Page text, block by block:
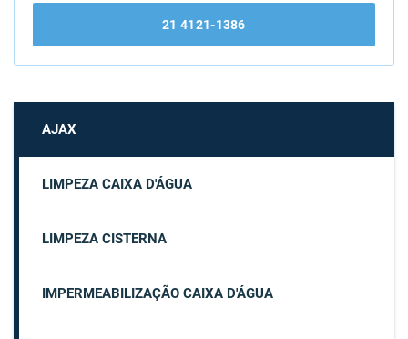
21 4121-1386
AJAX
LIMPEZA CAIXA D'ÁGUA
LIMPEZA CISTERNA
IMPERMEABILIZAÇÃO CAIXA D'ÁGUA